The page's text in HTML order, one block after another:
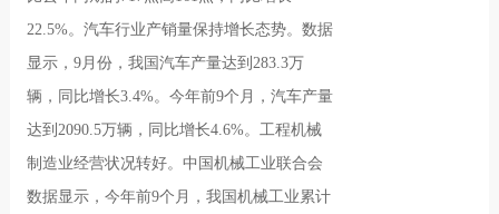
22.5%。汽车行业产销量保持增长态势。数据
显示，9月份，我国汽车产量达到283.3万
辆，同比增长3.4%。今年前9个月，汽车产量
达到2090.5万辆，同比增长4.6%。工程机械
制造业经营状况转好。中国机械工业联合会
数据显示，今年前9个月，我国机械工业累计